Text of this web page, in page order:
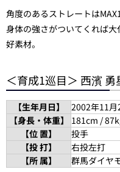
角度のあるストレートは
身体の強さがついてくれば
好素材。
＜育成1巡目＞ 西濱 勇
【生年月日】
2002年11月
【身長・体重】
181cm /
【位 置】
投手
【投 打】
右投左打
【所 属】
群馬ダイヤ